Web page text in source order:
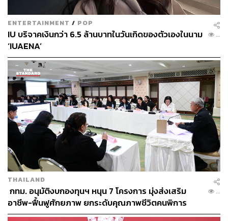
ENTERTAINMENT / POP
IU บริจาคเงินกว่า 6.5 ล้านบาทในวันเกิดของตัวเองในนาม
‘IUAENA’
...
THAILAND
​ กทม. อนุมัติงบกองทุนฯ หนุน 7 โครงการ มุ่งส่งเสริม
อาชีพ-ฟื้นฟูศักยภาพ ยกระดับคุณภาพชีวิตคนพิการ
อย่างยั่งยืน
...